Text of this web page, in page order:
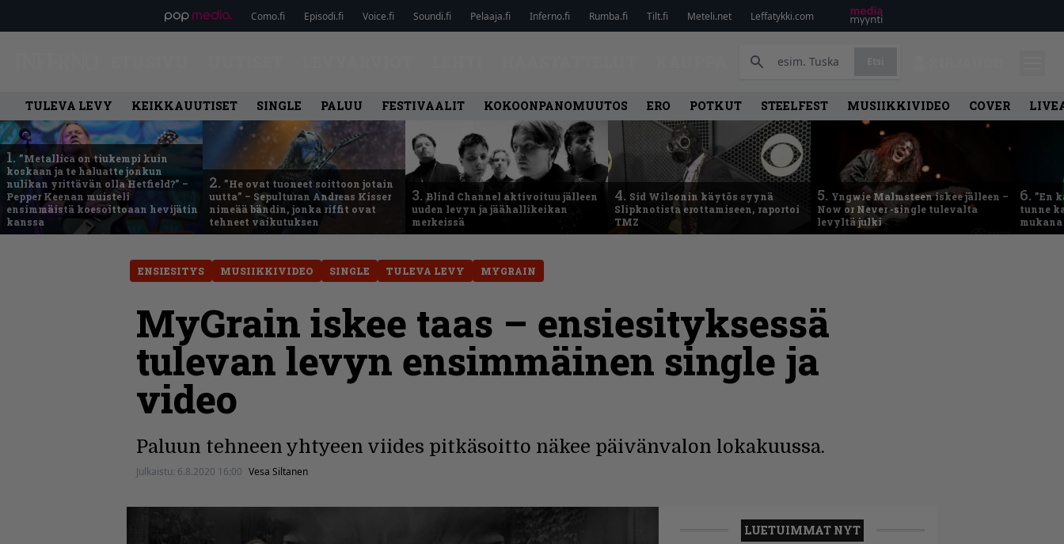
Como.fi Episodi.fi Voice.fi Soundi.fi Pelaaja.fi Inferno.fi Rumba.fi Tilt.fi Meteli.net Leffatykki.com
TULEVA LEVY KEIKKAUUTISET SINGLE PALUU FESTIVAALIT KOKOONPANOMUUTOS ERO POTKUT STEELFEST MUSIIKKIVIDEO COVER
1. ”Metallica on tiukempi kuin
koskaan ja te haluatte jonkun
nulikan yrittävän olla Hetfield?” –
Pepper Keenan muisteli
ensimmäistä koesoittoaan hevijätin
kanssa
2. ”He ovat tuoneet soittoon jotain
uutta” – Sepulturan Andreas Kisser
nimeää bändin, jonka riffit ovat
tehneet vaikutuksen
3.Blind Channel aktivoituu jälleen
uuden levyn ja jäähallikeikan
merkeissä
4. Sid Wilsonin käytös syynä
Slipknotista erottamiseen, raportoi
TMZ
5. Yngwie Malmsteen iskee jälleen –
Now or Never -single tulevalta
levyltä julki
6. ”En
tunne
ENSIESITYS MUSIIKKIVIDEO SINGLE TULEVA LEVY MYGRAIN
MyGrain iskee taas – ensiesityksessä
tulevan levyn ensimmäinen single ja
video
Paluun tehneen yhtyeen viides pitkäsoitto näkee päivänvalon lokakuussa.
Julkaistu: 6.8.2020 16:00 Vesa Siltanen
LUETUIMMAT NYT